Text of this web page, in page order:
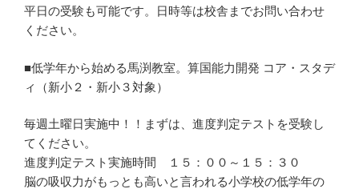
平日の受験も可能です。日時等は校舎までお問い合わせ
ください。
■低学年から始める馬渕教室。算国能力開発 コア・スタデ
ィ（新小２・新小３対象）
毎週土曜日実施中！！まずは、進度判定テストを受験し
てください。
進度判定テスト実施時間 １５：００～１５：３０
脳の吸収力がもっとも高いと言われる小学校の低学年の